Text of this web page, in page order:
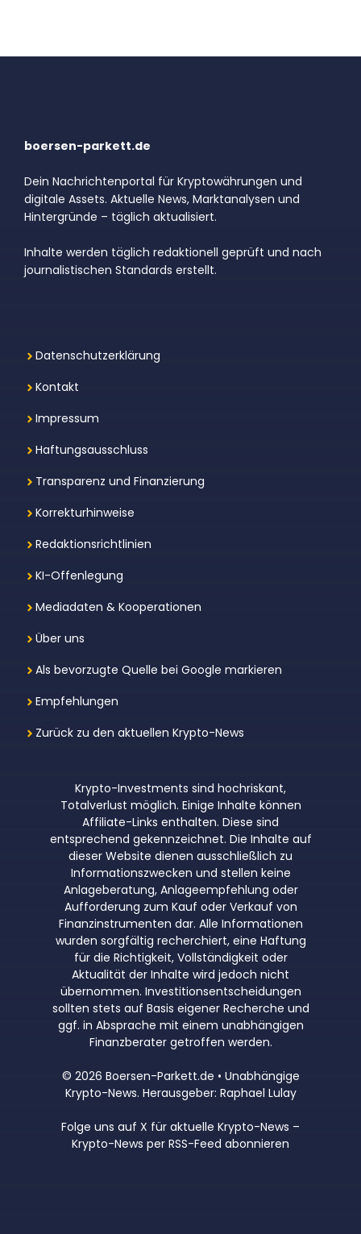
boersen-parkett.de
Dein Nachrichtenportal für Kryptowährungen und
digitale Assets. Aktuelle News, Marktanalysen und
Hintergründe – täglich aktualisiert.
Inhalte werden täglich redaktionell geprüft und nach
journalistischen Standards erstellt.
Datenschutzerklärung
Kontakt
Impressum
Haftungsausschluss
Transparenz und Finanzierung
Korrekturhinweise
Redaktionsrichtlinien
KI-Offenlegung
Mediadaten & Kooperationen
Über uns
Als bevorzugte Quelle bei Google markieren
Empfehlungen
Zurück zu den aktuellen Krypto-News
Krypto-Investments sind hochriskant,
Totalverlust möglich. Einige Inhalte können
Affiliate-Links enthalten. Diese sind
entsprechend gekennzeichnet. Die Inhalte auf
dieser Website dienen ausschließlich zu
Informationszwecken und stellen keine
Anlageberatung, Anlageempfehlung oder
Aufforderung zum Kauf oder Verkauf von
Finanzinstrumenten dar. Alle Informationen
wurden sorgfältig recherchiert, eine Haftung
für die Richtigkeit, Vollständigkeit oder
Aktualität der Inhalte wird jedoch nicht
übernommen. Investitionsentscheidungen
sollten stets auf Basis eigener Recherche und
ggf. in Absprache mit einem unabhängigen
Finanzberater getroffen werden.
© 2026 Boersen-Parkett.de • Unabhängige
Krypto-News. Herausgeber: Raphael Lulay
Folge uns auf X für aktuelle Krypto-News –
Krypto-News per RSS-Feed abonnieren